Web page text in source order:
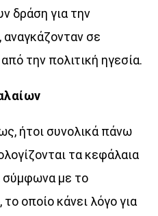
δράση για την
σε
την πολιτική ηγεσία.
ήτοι συνολικά πάνω
τα κεφάλαια
σύµφωνα µε το
οποίο κάνει λόγο για